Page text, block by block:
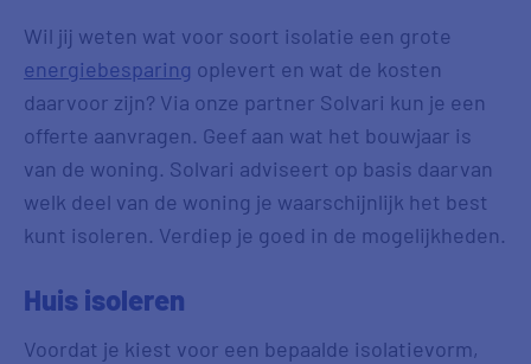
Wil jij weten wat voor soort isolatie een grote
energiebesparing oplevert en wat de kosten
daarvoor zijn? Via onze partner Solvari kun je een
offerte aanvragen. Geef aan wat het bouwjaar is
van de woning. Solvari adviseert op basis daarvan
welk deel van de woning je waarschijnlijk het best
kunt isoleren. Verdiep je goed in de mogelijkheden.
Huis isoleren
Voordat je kiest voor een bepaalde isolatievorm,